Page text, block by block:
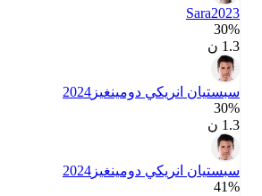
Sara2023
30‎%‎
سبستيان انريكي دومينغيز2024
30‎%‎
سبستيان انريكي دومينغيز2024
41‎%‎